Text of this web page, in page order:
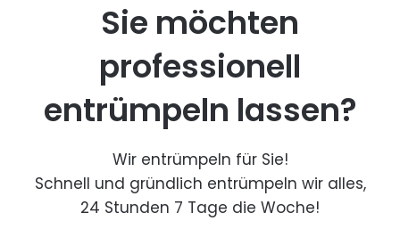
Sie möchten
professionell
entrümpeln lassen?
Wir entrümpeln für Sie!
Schnell und gründlich entrümpeln wir alles,
24 Stunden 7 Tage die Woche!